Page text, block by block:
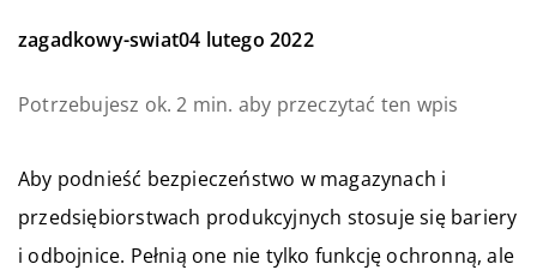
zagadkowy-swiat04 lutego 2022
Potrzebujesz ok. 2 min. aby przeczytać ten wpis
Aby podnieść bezpieczeństwo w magazynach i
przedsiębiorstwach produkcyjnych stosuje się bariery
i odbojnice. Pełnią one nie tylko funkcję ochronną, ale